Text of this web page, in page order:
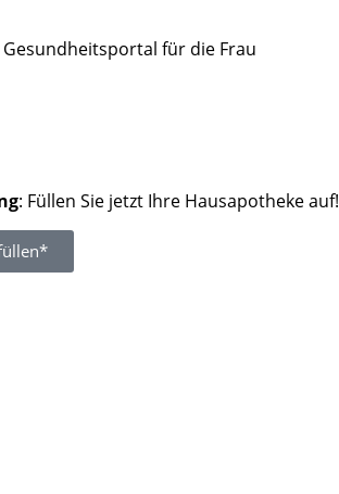
für die Frau
: Füllen Sie jetzt Ihre Hausapotheke auf!